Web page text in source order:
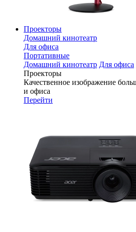
Проекторы
Домашний кинотеатр
Для офиса
Портативные
Домашний кинотеатр Для офиса
Проекторы
Качественное изображение
и офиса
Перейти